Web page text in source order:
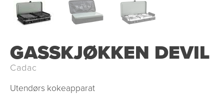
GASSKJØKKEN DEVIL
Cadac
Utendørs kokeapparat